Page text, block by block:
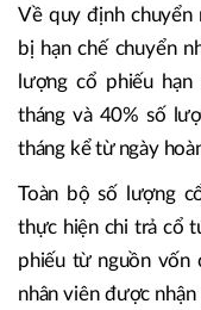
Về quy định chuyển
bị hạn chế chuyển
lượng cổ phiếu
tháng và 40% số
tháng kể từ ngày
Toàn bộ số lượng
thực hiện chi trả cổ
phiếu từ nguồn vốn
nhân viên được